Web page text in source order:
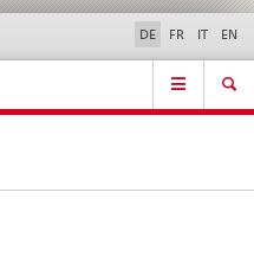
Kontakt | Support & Hilfe
DE FR IT EN